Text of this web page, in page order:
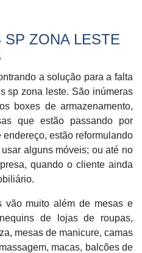
SP ZONA LESTE
a solução para a falta
sp zona leste. São inúmeras
boxes de armazenamento,
que estão passando por
estão reformulando
alguns móveis; ou até no
quando o cliente ainda
vão muito além de mesas e
de lojas de roupas,
mesas de manicure, camas
macas, balcões de